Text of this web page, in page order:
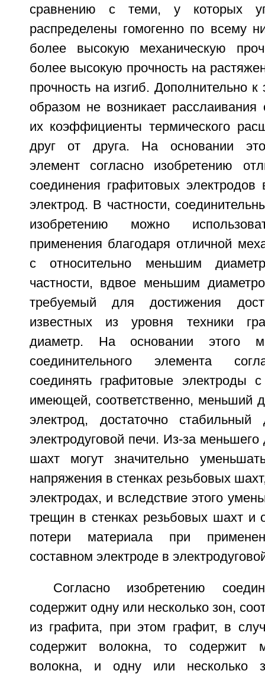
сравнению с теми, у которых
распределены гомогенно по всему
более высокую механическую
более высокую прочность на
прочность на изгиб. Дополнительно
образом не возникает расслаивания
их коэффициенты термического
друг от друга. На основании
элемент согласно изобретению
соединения графитовых
электрод. В частности,
изобретению можно
применения благодаря отличной
с относительно меньшим
частности, вдвое меньшим
требуемый для достижения
известных из уровня техники
диаметр. На основании этого
соединительного элемента
соединять графитовые электроды
имеющей, соответственно, меньший
электрод, достаточно
электродуговой печи. Из-за
шахт могут значительно
напряжения в стенках резьбовых
электродах, и вследствие этого
трещин в стенках резьбовых шахт и
потери материала при
составном электроде в
Согласно изобретению
содержит одну или несколько зон,
из графита, при этом графит, в
содержит волокна, то содержит
волокна, и одну или несколько